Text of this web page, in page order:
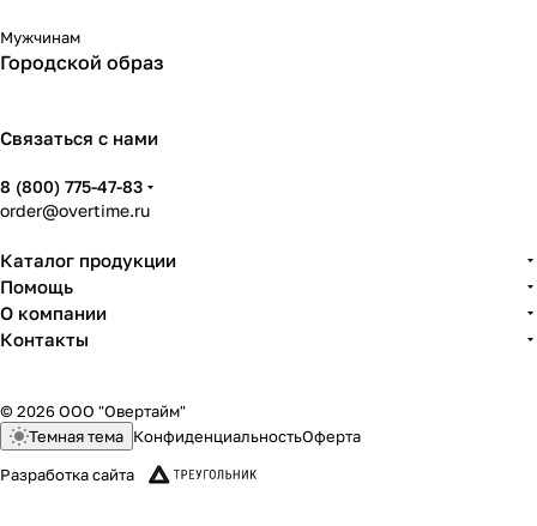
Мужчинам
Городской образ
Связаться с нами
8 (800) 775-47-83
order@overtime.ru
Каталог продукции
Помощь
О компании
Контакты
© 2026 ООО "Овертайм"
Темная тема КонфиденциальностьОферта
Разработка сайта